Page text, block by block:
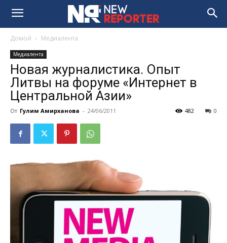
Домой Медиалента
Медиалента
Новая журналистика. Опыт
Литвы на форуме «Интернет в
Центральной Азии»
От Гулим Амирханова - 24/06/2011 0
482